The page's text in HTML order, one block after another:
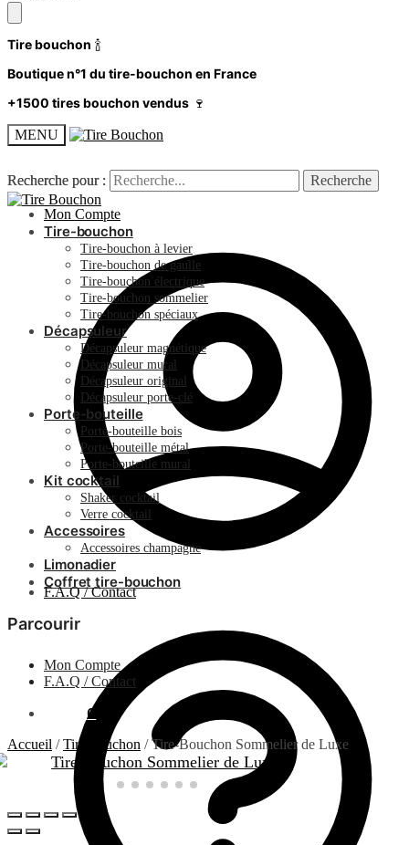
Tire bouchon 🍾
Boutique n°1 du tire-bouchon en France
+1500 tires bouchon vendus 🍷
MENU
Recherche pour : Recherche
Mon Compte
F.A.Q / Contact
Recherche pour : Recherche
Tire-bouchon
Tire-bouchon à levier
Tire-bouchon de gaulle
Tire-bouchon électrique
Tire-bouchon sommelier
Tire-bouchon spéciaux
Décapsuleur
Décapsuleur magnétique
Décapsuleur mural
Décapsuleur original
Décapsuleur porte-clé
Porte-bouteille
Porte-bouteille bois
Porte-bouteille métal
Porte-bouteille mural
Kit cocktail
Shaker cocktail
Verre cocktail
Accessoires
Accessoires champagne
Limonadier
Coffret tire-bouchon
Parcourir
Mon Compte
F.A.Q / Contact
0
Accueil /Tire-bouchon /Tire-Bouchon Sommelier de Luxe